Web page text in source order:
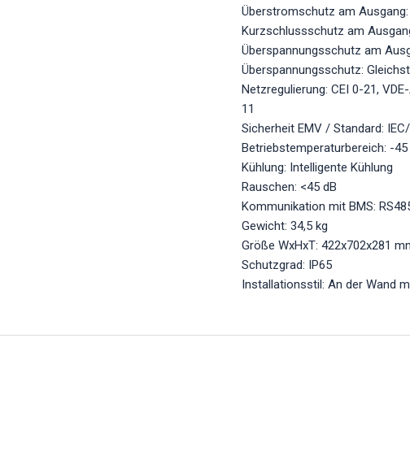
Überstromschutz am
Kurzschlussschutz am
Überspannungsschutz am
Überspannungsschutz:
Netzregulierung: CEI 0-21,
11
Sicherheit EMV / Standard:
Betriebstemperaturbereich: -45
Kühlung: Intelligente Kühlung
Rauschen: <45 dB
Kommunikation mit BMS:
Gewicht: 34,5 kg
Größe WxHxT: 422x702x281
Schutzgrad: IP65
Installationsstil: An der Wand